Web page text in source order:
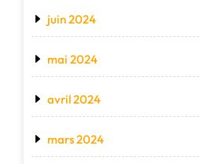
juin 2024
mai 2024
avril 2024
mars 2024